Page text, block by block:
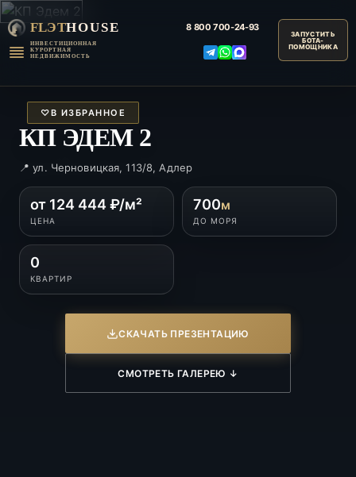
FLЭTHOUSE
ИНВЕСТИЦИОННАЯ
КУРОРТНАЯ
НЕДВИЖИМОСТЬ
8 800 700-24-93
♡В ИЗБРАННОЕ
КП ЭДЕМ 2
📍 ул. Черновицкая, 113/8, Адлер
от 124 444 ₽/м²
ЦЕНА
700м
ДО МОРЯ
0
КВАРТИР
СКАЧАТЬ ПРЕЗЕНТАЦИЮ
СМОТРЕТЬ ГАЛЕРЕЮ ↓